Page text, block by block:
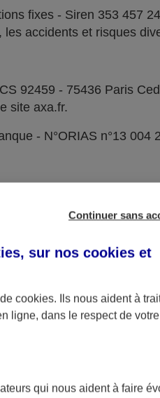
fixes - Siren 353 457
accidents et risques
92459 - 75436 Paris
site axa.fr.
- N°ORIAS n°13 004
Continuer sans
sur nos cookies et
cookies. Ils nous aident à
ligne, dans le respect de
qui nous aident à faire